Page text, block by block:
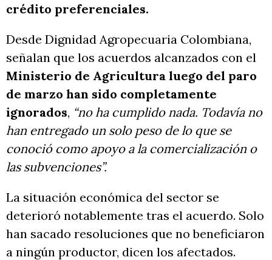
crédito preferenciales.
Desde Dignidad Agropecuaria Colombiana,
señalan que los acuerdos alcanzados con el
Ministerio de Agricultura luego del paro
de marzo han sido completamente
ignorados, “no ha cumplido nada. Todavía no
han entregado un solo peso de lo que se
conoció como apoyo a la comercialización o
las subvenciones”.
La situación económica del sector se
deterioró notablemente tras el acuerdo. Solo
han sacado resoluciones que no beneficiaron
a ningún productor, dicen los afectados.